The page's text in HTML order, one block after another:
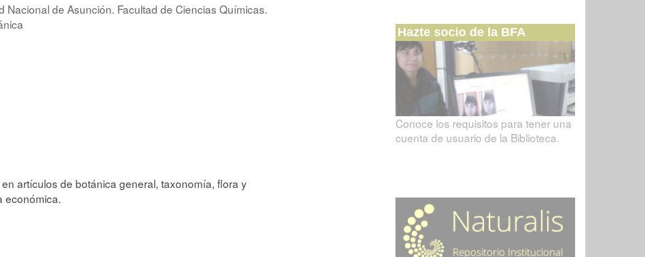
Nacional de Asunción. Facultad de Ciencias Químicas.
artículos de botánica general, taxonomía, flora y
económica.
Hazte socio de la BFA
Conoce los requisitos para tener una
cuenta de usuario de la Biblioteca.